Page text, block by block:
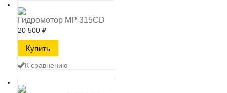
Гидромотор MP 315CD
20 500 ₽
К сравнению